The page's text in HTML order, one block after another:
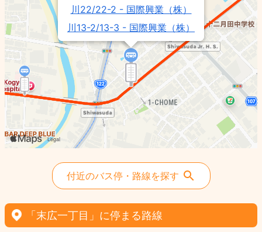
川22/22-2 - 国際興業（株）
川13-2/13-3 - 国際興業（株）
川80 - 国際興業（株）
付近のバス停・路線を探す
「末広一丁目」に停まる路線